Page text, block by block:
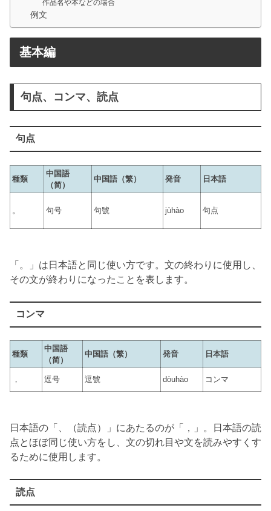
作品名や本などの場合
例文
基本編
句点、コンマ、読点
句点
種類
中国語
（简）
中国語（繁） 発音 日本語
。 句号 句號 jùhào 句点
「。」は日本語と同じ使い方です。文の終わりに使用し、
その文が終わりになったことを表します。
コンマ
種類
中国語
（简）
中国語（繁） 発音 日本語
， 逗号 逗號 dòuhào コンマ
日本語の「、（読点）」にあたるのが「，」。日本語の読
点とほぼ同じ使い方をし、文の切れ目や文を読みやすくす
るために使用します。
読点